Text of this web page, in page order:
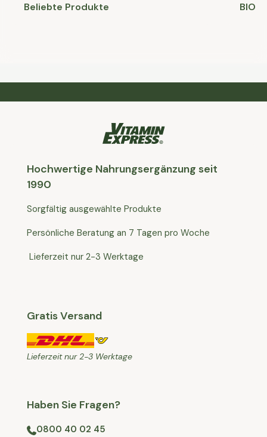
Beliebte Produkte BIO
Hochwertige Nahrungsergänzung seit
1990
Sorgfältig ausgewählte Produkte
Persönliche Beratung an 7 Tagen pro Woche
Lieferzeit nur 2-3 Werktage
Gratis Versand
Lieferzeit nur 2-3 Werktage
Haben Sie Fragen?
0800 40 02 45